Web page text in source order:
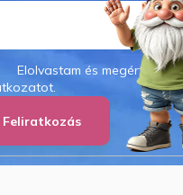
Elolvastam és
Feliratkozás